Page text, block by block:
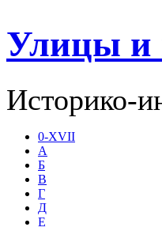
Улицы и
Историко-
0-XVII
А
Б
В
Г
Д
Е